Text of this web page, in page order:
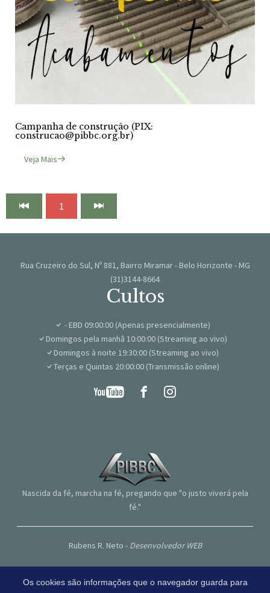
Os cookies são informações que o navegador guarda para
Campanha de construção (PIX:
construcao@pibbc.org.br)
Veja Mais
1
Rua Cruzeiro do Sul, Nº 881, Bairro Miramar - Belo Horizonte - MG
(31)3144-8664
Cultos
- EBD 09:00:00 (Apenas presencialmente)
Domingos pela manhã 10:00:00 (Streaming ao vivo)
Domingos à noite 19:30:00 (Streaming ao vivo)
Terças e Quintas 20:00:00 (Transmissão online)
Nascida da fé, marcha na fé, pregando que "o justo viverá pela
fé."
Rubens R. Neto - Desenvolvedor WEB